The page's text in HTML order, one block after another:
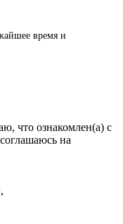
время и
что ознакомлен(а) с
на